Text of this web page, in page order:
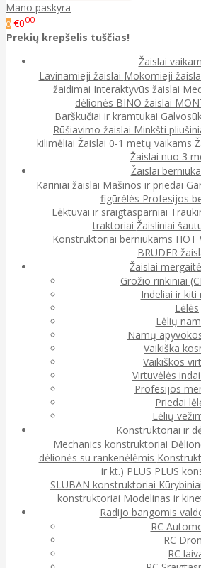
Mano paskyra
0 €000
Prekių krepšelis tuščias!
Žaislai
Lavinamieji žaislai Mokomieji
žaidimai Interaktyvūs žaislai
dėlionės BINO žaislai
Barškučiai ir kramtukai
Rūšiavimo žaislai Minkšti
kilimėliai Žaislai 0-1 metų vaikams
Žaislai nuo 3
Žaislai
Kariniai žaislai Mašinos ir priedai
figūrėlės Profesijos
Lėktuvai ir sraigtasparniai
traktoriai Žaisliniai
Konstruktoriai berniukams HOT
BRUDER
Žaislai
Grožio rinkiniai
Indeliai ir kiti
Lėlės
Lėlių
Namų
Vaikiška
Vaikiškos
Virtuvėlės
Profesijos
Priedai
Lėlių
Konstruktoriai ir
Mechanics konstruktoriai
dėlionės su rankenėlėmis
ir kt.) PLUS PLUS
SLUBAN konstruktoriai
konstruktoriai Modelinas ir
Radijo bangomis
RC
RC
RC